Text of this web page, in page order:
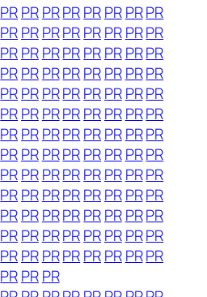
PRPRPRPRPRPR PRPR
PRPRPRPRPRPR PRPR
PRPRPRPRPRPR PRPR
PRPRPRPRPRPR PRPR
PRPRPRPRPRPR PRPR
PRPRPRPRPRPR PRPR
PRPRPRPRPRPR PRPR
PRPRPRPRPRPR PRPR
PRPRPRPRPRPR PRPR
PRPRPRPRPRPR PRPR
PRPRPRPRPRPR PRPR
PRPRPRPRPRPR PRPR
PRPRPRPRPRPR PRPR
PRPRPR